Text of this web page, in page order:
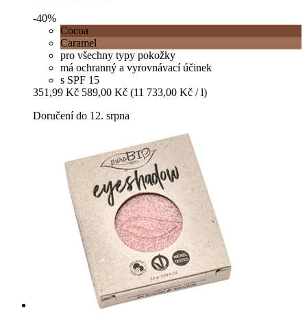
-40%
Cocoa
Caramel
pro všechny typy pokožky
má ochranný a vyrovnávací účinek
s SPF 15
351,99 Kč 589,00 Kč (11 733,00 Kč / l)
Doručení do 12. srpna